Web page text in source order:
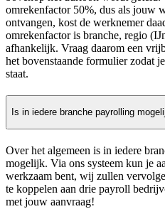
omrekenfactor 50%, dus als jouw
ontvangen, kost de werknemer
omrekenfactor is branche, regio
afhankelijk. Vraag daarom een
het bovenstaande formulier zodat
staat.
Is in iedere branche payrolling
Over het algemeen is in iedere
mogelijk. Via ons systeem kun je
werkzaam bent, wij zullen
te koppelen aan drie payroll
met jouw aanvraag!